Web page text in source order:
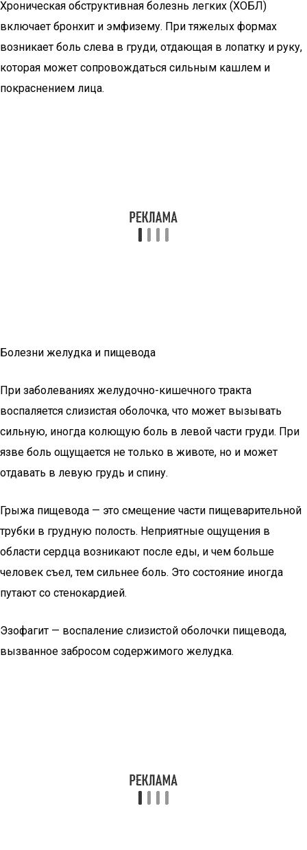
Хроническая обструктивная болезнь легких (ХОБЛ)
включает бронхит и эмфизему. При тяжелых формах
возникает боль слева в груди, отдающая в лопатку и руку,
которая может сопровождаться сильным кашлем и
покраснением лица.
Болезни желудка и пищевода
При заболеваниях желудочно-кишечного тракта
воспаляется слизистая оболочка, что может вызывать
сильную, иногда колющую боль в левой части груди. При
язве боль ощущается не только в животе, но и может
отдавать в левую грудь и спину.
Грыжа пищевода — это смещение части пищеварительной
трубки в грудную полость. Неприятные ощущения в
области сердца возникают после еды, и чем больше
человек съел, тем сильнее боль. Это состояние иногда
путают со стенокардией.
Эзофагит — воспаление слизистой оболочки пищевода,
вызванное забросом содержимого желудка.